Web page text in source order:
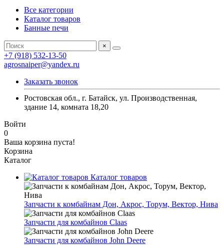
Все категории
Каталог товаров
Банные печи
×
+7 (918) 532-13-50
agrosnaiper@yandex.ru
Заказать звонок
Ростовская обл., г. Батайск, ул. Производственная,
здание 14, комната 18,20
Войти
0
Ваша корзина пуста!
Корзина
Каталог
Каталог товаров
Запчасти к комбайнам Дон, Акрос, Торум, Вектор, Нива
Запчасти для комбайнов Claas
Запчасти для комбайнов John Deere